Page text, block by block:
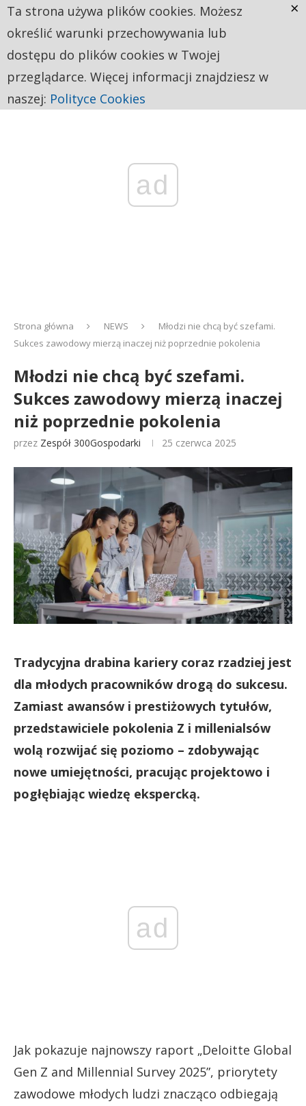
ad
Strona główna NEWS
Młodzi nie chcą być szefami.
Sukces zawodowy mierzą inaczej niż poprzednie pokolenia
Młodzi nie chcą być szefami.
Sukces zawodowy mierzą inaczej
niż poprzednie pokolenia
przez Zespół 300Gospodarki 25 czerwca 2025
Tradycyjna drabina kariery coraz rzadziej jest
dla młodych pracowników drogą do sukcesu.
Zamiast awansów i prestiżowych tytułów,
przedstawiciele pokolenia Z i millenialsów
wolą rozwijać się poziomo – zdobywając
nowe umiejętności, pracując projektowo i
pogłębiając wiedzę ekspercką.
ad
Jak pokazuje najnowszy raport „Deloitte Global
Gen Z and Millennial Survey 2025”, priorytety
zawodowe młodych ludzi znacząco odbiegają
Ta strona używa plików cookies. Możesz
określić warunki przechowywania lub
dostępu do plików cookies w Twojej
przeglądarce. Więcej informacji znajdziesz w
naszej: Polityce Cookies
×